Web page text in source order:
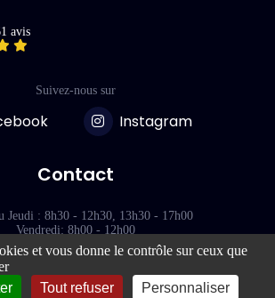
avis
Suivez-nous sur
Instagram
Contact
Jeudi : 8h30 - 12h30, 13h30 - 17h00
Vendredi: 8h00 - 12h00
77000 - VAUX-LE-PÉNIL
et vous donne le contrôle sur ceux que
Tout refuser Personnaliser